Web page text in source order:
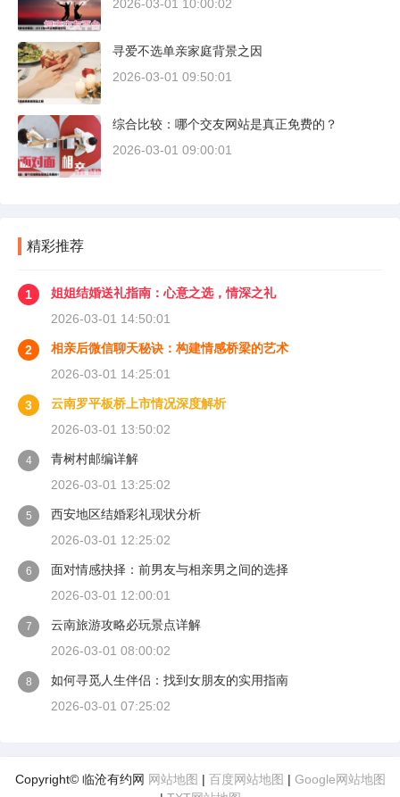
2026-03-01 10:00:02
寻爱不选单亲家庭背景之因
2026-03-01 09:50:01
综合比较：哪个交友网站是真正免费的？
2026-03-01 09:00:01
精彩推荐
1
姐姐结婚送礼指南：心意之选，情深之礼
2026-03-01 14:50:01
2
相亲后微信聊天秘诀：构建情感桥梁的艺术
2026-03-01 14:25:01
3
云南罗平板桥上市情况深度解析
2026-03-01 13:50:02
4
青树村邮编详解
2026-03-01 13:25:02
5
西安地区结婚彩礼现状分析
2026-03-01 12:25:02
6
面对情感抉择：前男友与相亲男之间的选择
2026-03-01 12:00:01
7
云南旅游攻略必玩景点详解
2026-03-01 08:00:02
8
如何寻觅人生伴侣：找到女朋友的实用指南
2026-03-01 07:25:02
Copyright© 临沧有约网 网站地图 | 百度网站地图 | Google网站地图